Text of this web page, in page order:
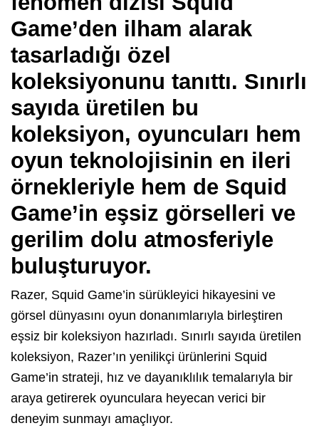
Game’den ilham alarak
tasarladığı özel
koleksiyonunu tanıttı. Sınırlı
sayıda üretilen bu
koleksiyon, oyuncuları hem
oyun teknolojisinin en ileri
örnekleriyle hem de Squid
Game’in eşsiz görselleri ve
gerilim dolu atmosferiyle
buluşturuyor.
Razer, Squid Game’in sürükleyici hikayesini ve
görsel dünyasını oyun donanımlarıyla birleştiren
eşsiz bir koleksiyon hazırladı. Sınırlı sayıda üretilen
koleksiyon, Razer’ın yenilikçi ürünlerini Squid
Game’in strateji, hız ve dayanıklılık temalarıyla bir
araya getirerek oyunculara heyecan verici bir
deneyim sunmayı amaçlıyor.